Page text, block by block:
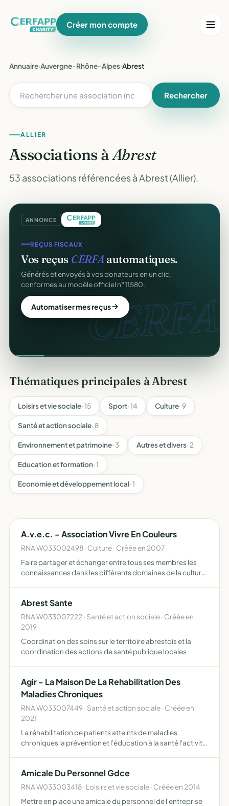
Créer mon compte
Annuaire›Auvergne-Rhône-Alpes›Abrest
Rechercher
ALLIER
Associations àAbrest
53 associations référencées à Abrest (Allier).
ANNONCE
CERFA.
REÇUS FISCAUX
Vos reçus CERFAautomatiques.
Générés et envoyés à vos donateurs en un clic,
conformes au modèle officiel n°11580.
Automatiser mes reçus
Thématiques principales à Abrest
Loisirs et vie sociale· 15 Sport· 14 Culture· 9
Santé et action sociale· 8
Environnement et patrimoine· 3 Autres et divers· 2
Education et formation· 1
Economie et développement local· 1
A.v.e.c. - Association Vivre En Couleurs
RNA W033002498 · Culture · Créée en 2007
Faire partager et échanger entre tous ses membres les
connaissances dans les différents domaines de la culture
Abrest Sante
RNA W033007222 · Santé et action sociale · Créée en
2019
Coordination des soins sur le territoire abrestois et la
coordination des actions de santé publique locales
Agir - La Maison De La Rehabilitation Des
Maladies Chroniques
RNA W033007449 · Santé et action sociale · Créée en
2021
La réhabilitation de patients atteints de maladies
chroniques la prévention et l'éducation à la santé l'activité
Amicale Du Personnel Gdce
RNA W033003418 · Loisirs et vie sociale · Créée en 2014
Mettre en place une amicale du personnel de l'entreprise